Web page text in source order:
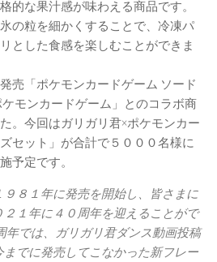
的な果汁感が味わえる商品です。
の粒を細かくすることで、冷凍パ
とした食感を楽しむことができま
売「ポケモンカードゲーム ソード
モンカードゲーム」とのコラボ商
。今回はガリガリ君×ポケモンカー
セット」が合計で５０００名様に
予定です。
８１年に発売を開始し、皆さまに
１年に４０周年を迎えることがで
年では、ガリガリ君ダンス動画投稿
までに発売してこなかった新フレー